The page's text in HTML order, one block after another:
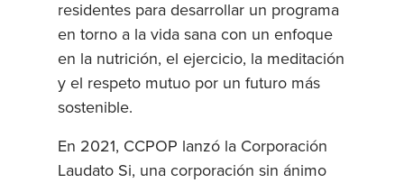
residentes para desarrollar un programa
en torno a la vida sana con un enfoque
en la nutrición, el ejercicio, la meditación
y el respeto mutuo por un futuro más
sostenible.
En 2021, CCPOP lanzó la Corporación
Laudato Si, una corporación sin ánimo